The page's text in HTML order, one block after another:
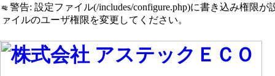
警告: 設定ファイル(/includes/configure.php)に書き込み権限が
ァイルのユーザ権限を変更してください。